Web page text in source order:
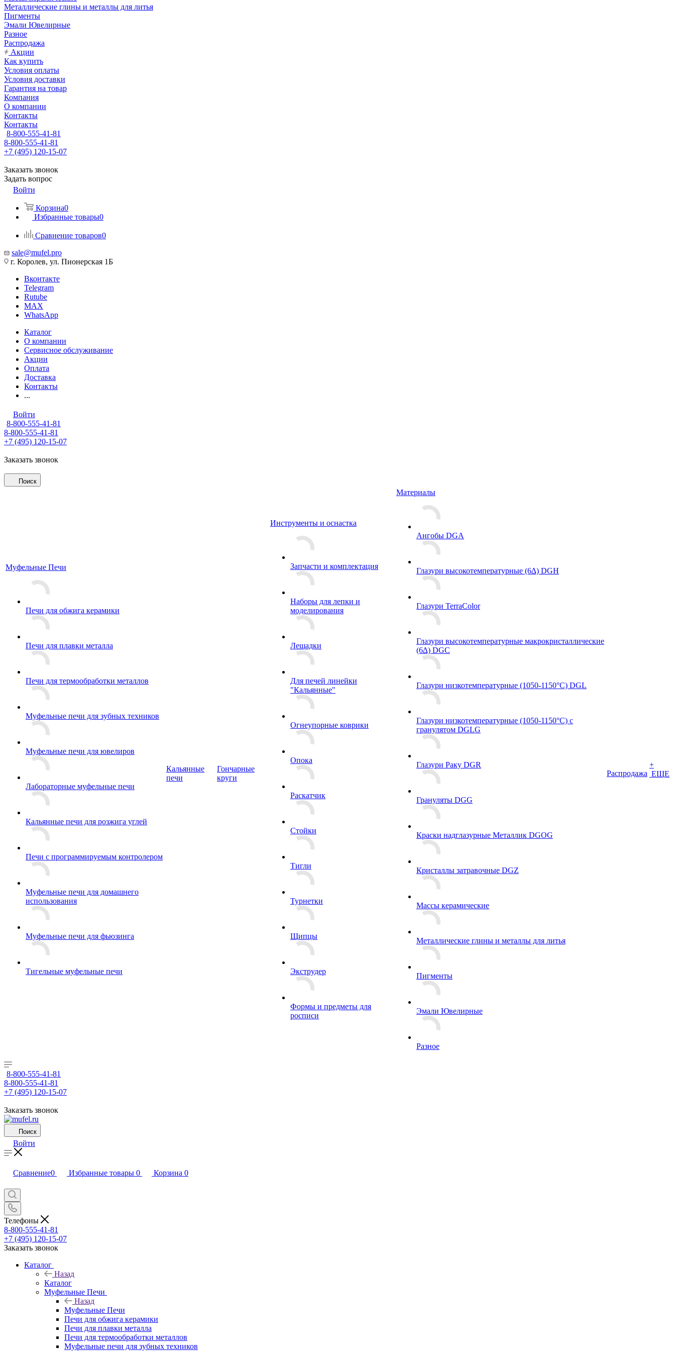
Металлические глины и металлы для литья
Пигменты
Эмали Ювелирные
Разное
Распродажа
Акции
Как купить
Условия оплаты
Условия доставки
Гарантия на товар
Компания
О компании
Контакты
Контакты
8-800-555-41-81
8-800-555-41-81
+7 (495) 120-15-07
Заказать звонок
Задать вопрос
Войти
Корзина0
Избранные товары0
Сравнение товаров0
sale@mufel.pro
г. Королев, ул. Пионерская 1Б
Вконтакте
Telegram
Rutube
MAX
WhatsApp
Каталог
О компании
Сервисное обслуживание
Акции
Оплата
Доставка
Контакты
...
Войти
8-800-555-41-81
8-800-555-41-81
+7 (495) 120-15-07
Заказать звонок
Поиск
Муфельные Печи
Печи для обжига керамики
Печи для плавки металла
Печи для термообработки металлов
Муфельные печи для зубных техников
Муфельные печи для ювелиров
Лабораторные муфельные печи
Кальянные печи для розжига углей
Печи с программируемым контролером
Муфельные печи для домашнего
использования
Муфельные печи для фьюзинга
Тигельные муфельные печи
Кальянные
печи
Гончарные
круги
Инструменты и оснастка
Запчасти и комплектация
Наборы для лепки и
моделирования
Лещадки
Для печей линейки
"Кальянные"
Огнеупорные коврики
Опока
Раскатчик
Стойки
Тигли
Турнетки
Щипцы
Экструдер
Формы и предметы для
росписи
Материалы
Ангобы DGA
Глазури высокотемпературные (6∆) DGH
Глазури TerraColor
Глазури высокотемпературные макрокристаллические
(6∆) DGC
Глазури низкотемпературные (1050-1150°С) DGL
Глазури низкотемпературные (1050-1150°С) с
гранулятом DGLG
Глазури Раку DGR
Грануляты DGG
Краски надглазурные Металлик DGOG
Кристаллы затравочные DGZ
Массы керамические
Металлические глины и металлы для литья
Пигменты
Эмали Ювелирные
Разное
Распродажа
+
ЕЩЕ
8-800-555-41-81
8-800-555-41-81
+7 (495) 120-15-07
Заказать звонок
Поиск
Войти
Сравнение0 Избранные товары 0 Корзина 0
Телефоны
8-800-555-41-81
+7 (495) 120-15-07
Заказать звонок
Каталог
Назад
Каталог
Муфельные Печи
Назад
Муфельные Печи
Печи для обжига керамики
Печи для плавки металла
Печи для термообработки металлов
Муфельные печи для зубных техников